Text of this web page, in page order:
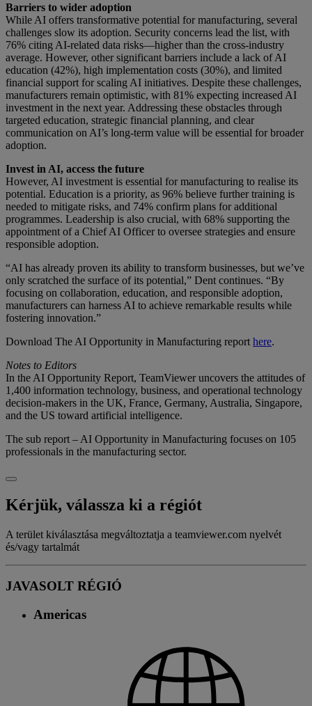
Barriers to wider adoption
While AI offers transformative potential for manufacturing, several
challenges slow its adoption. Security concerns lead the list, with
76% citing AI-related data risks—higher than the cross-industry
average. However, other significant barriers include a lack of AI
education (42%), high implementation costs (30%), and limited
financial support for scaling AI initiatives. Despite these challenges,
manufacturers remain optimistic, with 81% expecting increased AI
investment in the next year. Addressing these obstacles through
targeted education, strategic financial planning, and clear
communication on AI’s long-term value will be essential for broader
adoption.
Invest in AI, access the future
However, AI investment is essential for manufacturing to realise its
potential. Education is a priority, as 96% believe further training is
needed to mitigate risks, and 74% confirm plans for additional
programmes. Leadership is also crucial, with 68% supporting the
appointment of a Chief AI Officer to oversee strategies and ensure
responsible adoption.
“AI has already proven its ability to transform businesses, but we’ve
only scratched the surface of its potential,” Dent continues. “By
focusing on collaboration, education, and responsible adoption,
manufacturers can harness AI to achieve remarkable results while
fostering innovation.”
Download The AI Opportunity in Manufacturing report here.
Notes to Editors
In the AI Opportunity Report, TeamViewer uncovers the attitudes of
1,400 information technology, business, and operational technology
decision-makers in the UK, France, Germany, Australia, Singapore,
and the US toward artificial intelligence.
The sub report – AI Opportunity in Manufacturing focuses on 105
professionals in the manufacturing sector.
Kérjük, válassza ki a régiót
A terület kiválasztása megváltoztatja a teamviewer.com nyelvét
és/vagy tartalmát
JAVASOLT RÉGIÓ
Americas